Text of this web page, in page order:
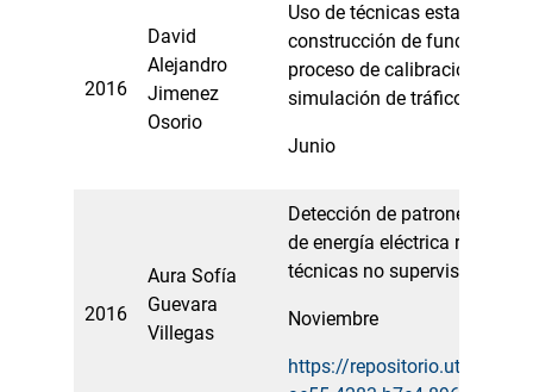
2016
David
Alejandro
Jimenez
Osorio
Uso de técnicas estadísticas
construcción de funciones
proceso de calibración de
simulación de tráfico
Junio
2016
Aura Sofía
Guevara
Villegas
Detección de patrones
de energía eléctrica
técnicas no supervisadas
Noviembre
https://